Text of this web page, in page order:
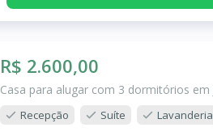
R$ 2.600,00
Casa para alugar com 3 dormitórios em
Recepção Suíte Lavanderia